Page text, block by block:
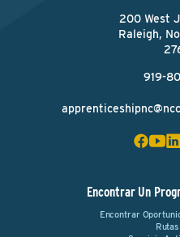
200 West
Raleigh,
919-
Encontrar Un
Encontrar